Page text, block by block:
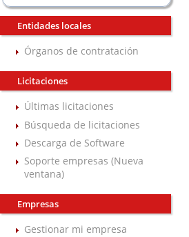
Entidades locales
Órganos de contratación
Licitaciones
Últimas licitaciones
Búsqueda de licitaciones
Descarga de Software
Soporte empresas (Nueva
ventana)
Empresas
Gestionar mi empresa